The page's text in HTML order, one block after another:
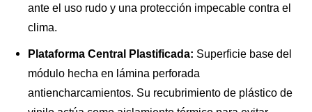
ante el uso rudo y una protección impecable contra el
clima.
Plataforma Central Plastificada: Superficie base del
módulo hecha en lámina perforada
antiencharcamientos. Su recubrimiento de plástico de